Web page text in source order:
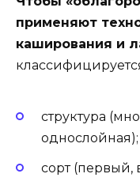
применяют
каширования и
структура
однослойная);
сорт (первый,